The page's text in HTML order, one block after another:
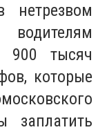
нетрезвом
900 тысяч
которые
заплатить